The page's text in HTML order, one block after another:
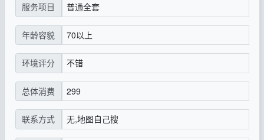
服务项目 普通全套
年龄容貌 70以上
环境评分 不错
总体消费 299
联系方式 无,地图自己搜